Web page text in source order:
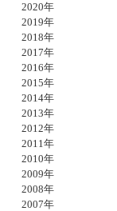
2020年
2019年
2018年
2017年
2016年
2015年
2014年
2013年
2012年
2011年
2010年
2009年
2008年
2007年